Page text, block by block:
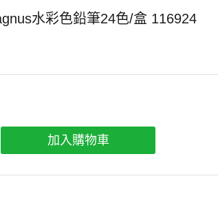
水彩色鉛筆24色/盒 116924
加入購物車